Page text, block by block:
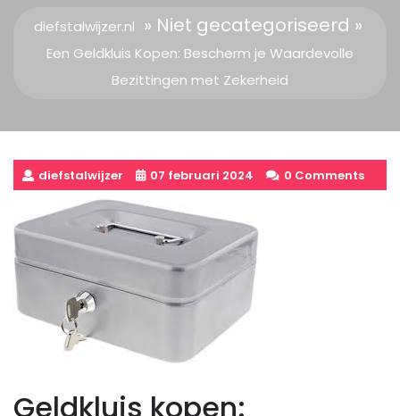
diefstalwijzer.nl » Niet gecategoriseerd »
Een Geldkluis Kopen: Bescherm je Waardevolle
Bezittingen met Zekerheid
diefstalwijzer 07 februari 2024 0 Comments
Geldkluis kopen: